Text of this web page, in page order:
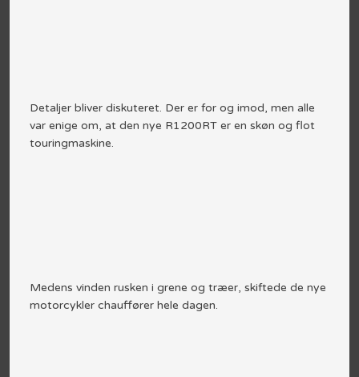
Detaljer bliver diskuteret. Der er for og imod, men alle
var enige om, at den nye R1200RT er en skøn og flot
touringmaskine.
Medens vinden rusken i grene og træer, skiftede de nye
motorcykler chauffører hele dagen.